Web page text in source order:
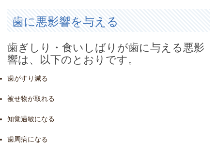
歯に悪影響を与える
歯ぎしり・食いしばりが歯に与える悪影
響は、以下のとおりです。
歯がすり減る
被せ物が取れる
知覚過敏になる
歯周病になる